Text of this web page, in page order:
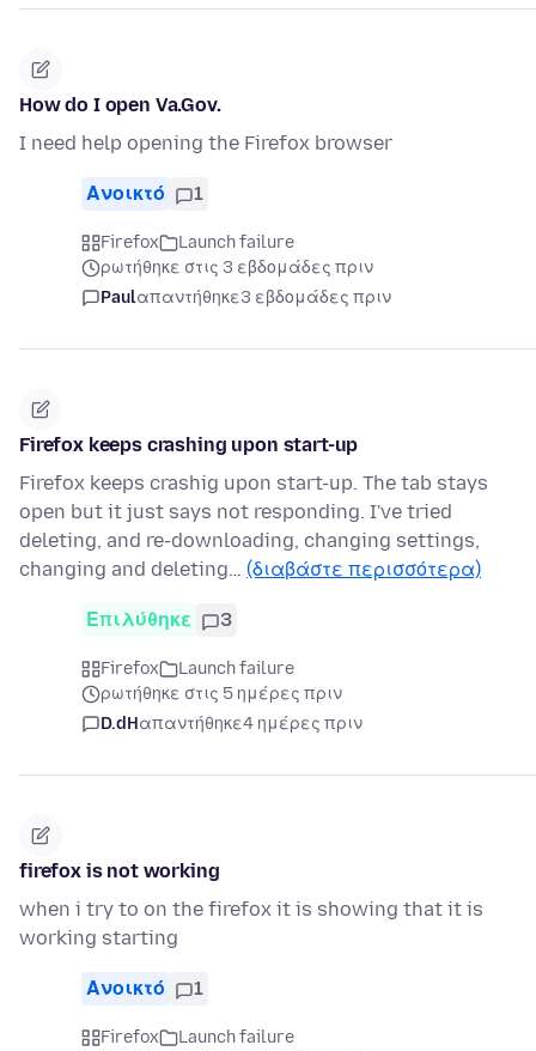
How do I open Va.Gov.
I need help opening the Firefox browser
Ανοικτό 1
Firefox
Launch failure
ρωτήθηκε στις 3 εβδομάδες πριν
Paulαπαντήθηκε3 εβδομάδες πριν
Firefox keeps crashing upon start-up
Firefox keeps crashig upon start-up. The tab stays
open but it just says not responding. I've tried
deleting, and re-downloading, changing settings,
changing and deleting… (διαβάστε περισσότερα)
Επιλύθηκε 3
Firefox
Launch failure
ρωτήθηκε στις 5 ημέρες πριν
D.dHαπαντήθηκε4 ημέρες πριν
firefox is not working
when i try to on the firefox it is showing that it is
working starting
Ανοικτό 1
Firefox
Launch failure